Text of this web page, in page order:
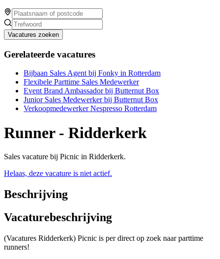
Vacatures zoeken
Gerelateerde vacatures
Bijbaan Sales Agent bij Fonky in Rotterdam
Flexibele Parttime Sales Medewerker
Event Brand Ambassador bij Butternut Box
Junior Sales Medewerker bij Butternut Box
Verkoopmedewerker Nespresso Rotterdam
Runner - Ridderkerk
Sales vacature bij Picnic in Ridderkerk.
Helaas, deze vacature is niet actief.
Beschrijving
Vacaturebeschrijving
(Vacatures Ridderkerk) Picnic is per direct op zoek naar parttime
runners!